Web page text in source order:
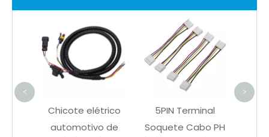
Chicote elétrico
automotivo de
5PIN Terminal
Soquete Cabo PH
< >